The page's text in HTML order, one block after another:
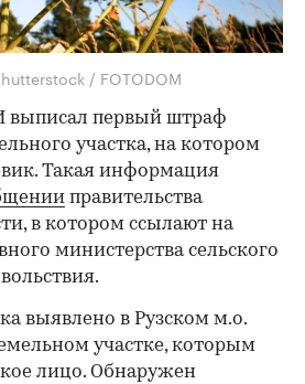
/ FOTODOM
выписал первый штраф
участка, на котором
Такая информация
правительства
в котором ссылают на
министерства сельского
выявлено в Рузском м.о.
участке, которым
лицо. Обнаружен